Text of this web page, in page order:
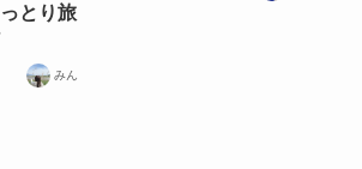
とり旅
みん